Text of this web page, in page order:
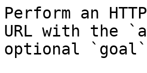
Perform an
URL with the
optional `goal`